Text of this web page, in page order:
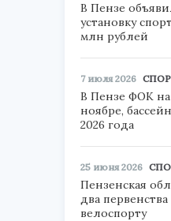
В Пензе
установку
млн рублей
7 июля 2026
В Пензе ФОК
ноябре,
2026 года
25 июня 2026
Пензенская
два
велоспорту